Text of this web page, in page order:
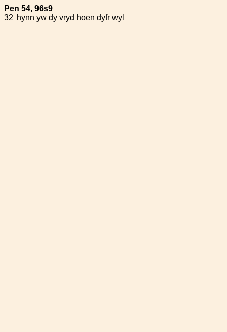
Pen 54, 96s9
32 hynn yw dy vryd hoen dyfr wyl